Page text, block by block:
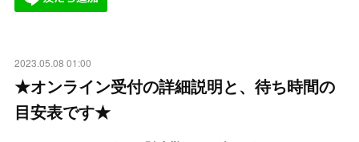
2023.05.08 01:00
★オンライン受付の詳細説明と、待ち時間の
目安表です★